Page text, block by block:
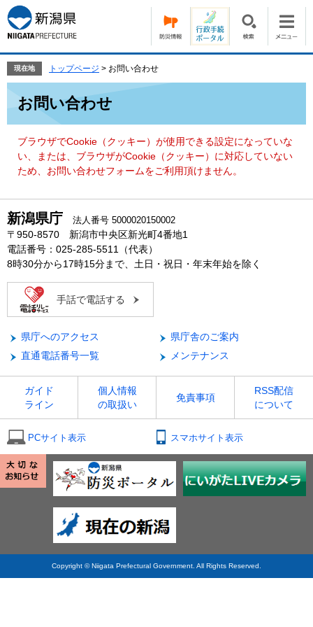
ー
ジ
の
頭
す。
ニ
ュ
ー
飛
て
現在地 トップページ > お問い合わせ
お問い合わせ
ブラウザでCookie（クッキー）が使用できる設定になっていな
い、または、ブラウザがCookie（クッキー）に対応していない
ため、お問い合わせフォームをご利用頂けません。
新潟県庁 法人番号 5000020150002
〒950-8570 新潟市中央区新光町4番地1
電話番号：025-285-5511（代表）
8時30分から17時15分まで、土日・祝日・年末年始を除く
手話で電話する
県庁へのアクセス
県庁舎のご案内
直通電話番号一覧
メンテナンス
ガイド
ライン
個人情報
の取扱い
免責事項
RSS配信
について
PCサイト表示 スマホサイト表示
Copyright © Niigata Prefectural Government. All Rights Reserved.